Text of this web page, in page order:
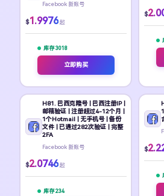
Facebook 新账号
$1.9976 起
库存 3018
立即购买
$
H81. 巴西克隆号 | 巴西注册IP |
邮箱验证 | 注册超过4-12个月 |
1个Hotmail | 无手机号 | 备份
文件 | 已通过282次验证 | 完整
2FA
Facebook 新账号
$2.0746 起
库存 234
$